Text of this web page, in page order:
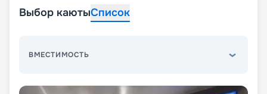
Выбор каютыСписок
ВМЕСТИМОСТЬ